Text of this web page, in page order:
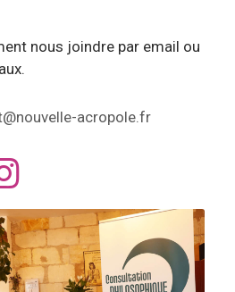
nous joindre par email ou
acropole.fr